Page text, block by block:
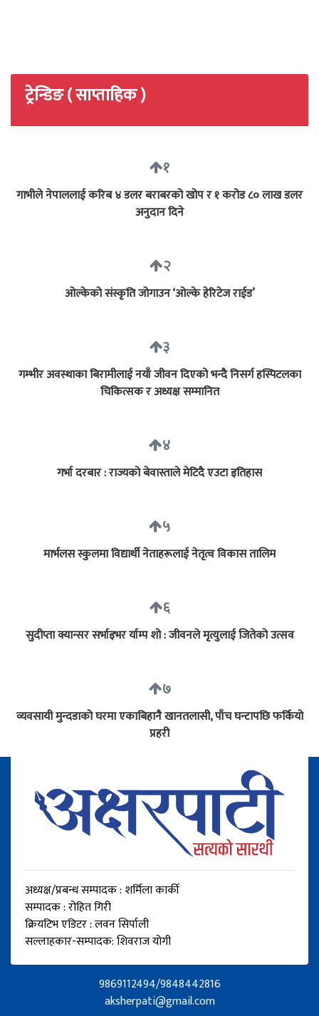
ट्रेन्डिङ ( साप्ताहिक )
१
गाभीले नेपाललाई करिब ४ डलर बराबरको खोप र १ करोड ८० लाख डलर
अनुदान दिने
२
ओल्केको संस्कृति जोगाउन ‘ओल्के हेरिटेज राईड’
३
गम्भीर अवस्थाका बिरामीलाई नयाँ जीवन दिएको भन्दै निसर्ग हस्पिटलका
चिकित्सक र अध्यक्ष सम्मानित
४
गर्भा दरबार : राज्यको बेवास्ताले मेटिदै एउटा इतिहास
५
मार्भलस स्कुलमा विद्यार्थी नेताहरूलाई नेतृत्व विकास तालिम
६
सुदीप्ता क्यान्सर सर्भाइभर र्याम्प शो : जीवनले मृत्युलाई जितेको उत्सव
७
व्यवसायी मुन्दडाको घरमा एकाबिहानै खानतलासी, पाँच घन्टापछि फर्कियो
प्रहरी
अध्यक्ष/प्रबन्ध सम्पादक : शर्मिला कार्की
सम्पादक : रोहित गिरी
क्रियटिभ एडिटर : लवन सिर्पाली
सल्लाहकार-सम्पादक: शिवराज योगी
9869112494/9848442816
aksherpati@gmail.com